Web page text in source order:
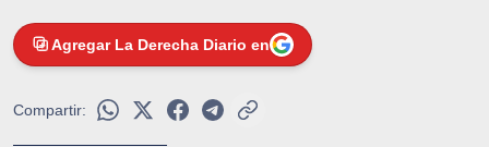
Agregar La Derecha Diario en
Compartir: